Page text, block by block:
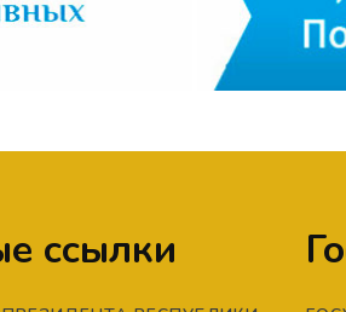
ссылки